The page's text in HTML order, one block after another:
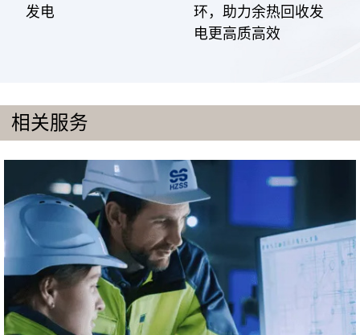
发电
环，助力余热回收发
电更高质高效
相关服务